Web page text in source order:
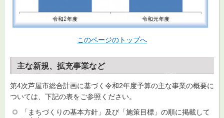
このページのトップへ
主な新規、拡充事業など
第4次芦屋市総合計画に基づく令和2年度予算の主な事業の概要に
ついては、下記の表をご参照ください。
「まちづくりの基本方針」及び「施策目標」の順に掲載して